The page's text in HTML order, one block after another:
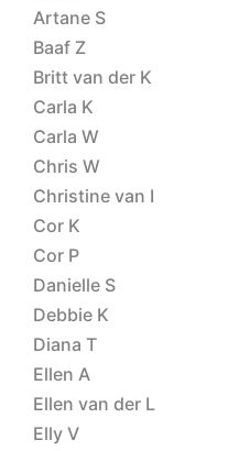
Artane S
Baaf Z
Britt van der K
Carla K
Carla W
Chris W
Christine van I
Cor K
Cor P
Danielle S
Debbie K
Diana T
Ellen A
Ellen van der L
Elly V